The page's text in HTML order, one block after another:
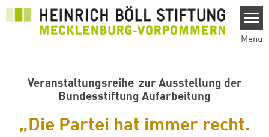
Menü
Veranstaltungsreihe zur Ausstellung der
Bundesstiftung Aufarbeitung
„Die Partei hat immer recht.